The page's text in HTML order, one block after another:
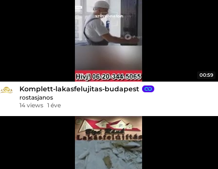
00:59
Komplett-lakasfelujitas-budapest
rostasjanos
14 views 1 éve